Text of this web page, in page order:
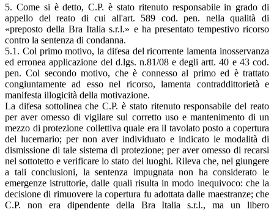
5. Come si è detto, C.P. è stato ritenuto responsabile in grado di
appello del reato di cui all'art. 589 cod. pen. nella qualità di
«preposto della Bra Italia s.r.l.» e ha presentato tempestivo ricorso
contro la sentenza di condanna.
5.1. Col primo motivo, la difesa del ricorrente lamenta inosservanza
ed erronea applicazione del d.lgs. n.81/08 e degli artt. 40 e 43 cod.
pen. Col secondo motivo, che è connesso al primo ed è trattato
congiuntamente ad esso nel ricorso, lamenta contraddittorietà e
manifesta illogicità della motivazione.
La difesa sottolinea che C.P. è stato ritenuto responsabile del reato
per aver omesso di vigilare sul corretto uso e mantenimento di un
mezzo di protezione collettiva quale era il tavolato posto a copertura
del lucernario; per non aver individuato e indicato le modalità di
dismissione di tale sistema di protezione; per aver omesso di recarsi
nel sottotetto e verificare lo stato dei luoghi. Rileva che, nel giungere
a tali conclusioni, la sentenza impugnata non ha considerato le
emergenze istruttorie, dalle quali risulta in modo inequivoco: che la
decisione di rimuovere la copertura fu adottata dalle maestranze; che
C.P. non era dipendente della Bra Italia s.r.l., ma un libero